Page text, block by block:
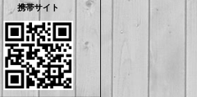
携帯サイト